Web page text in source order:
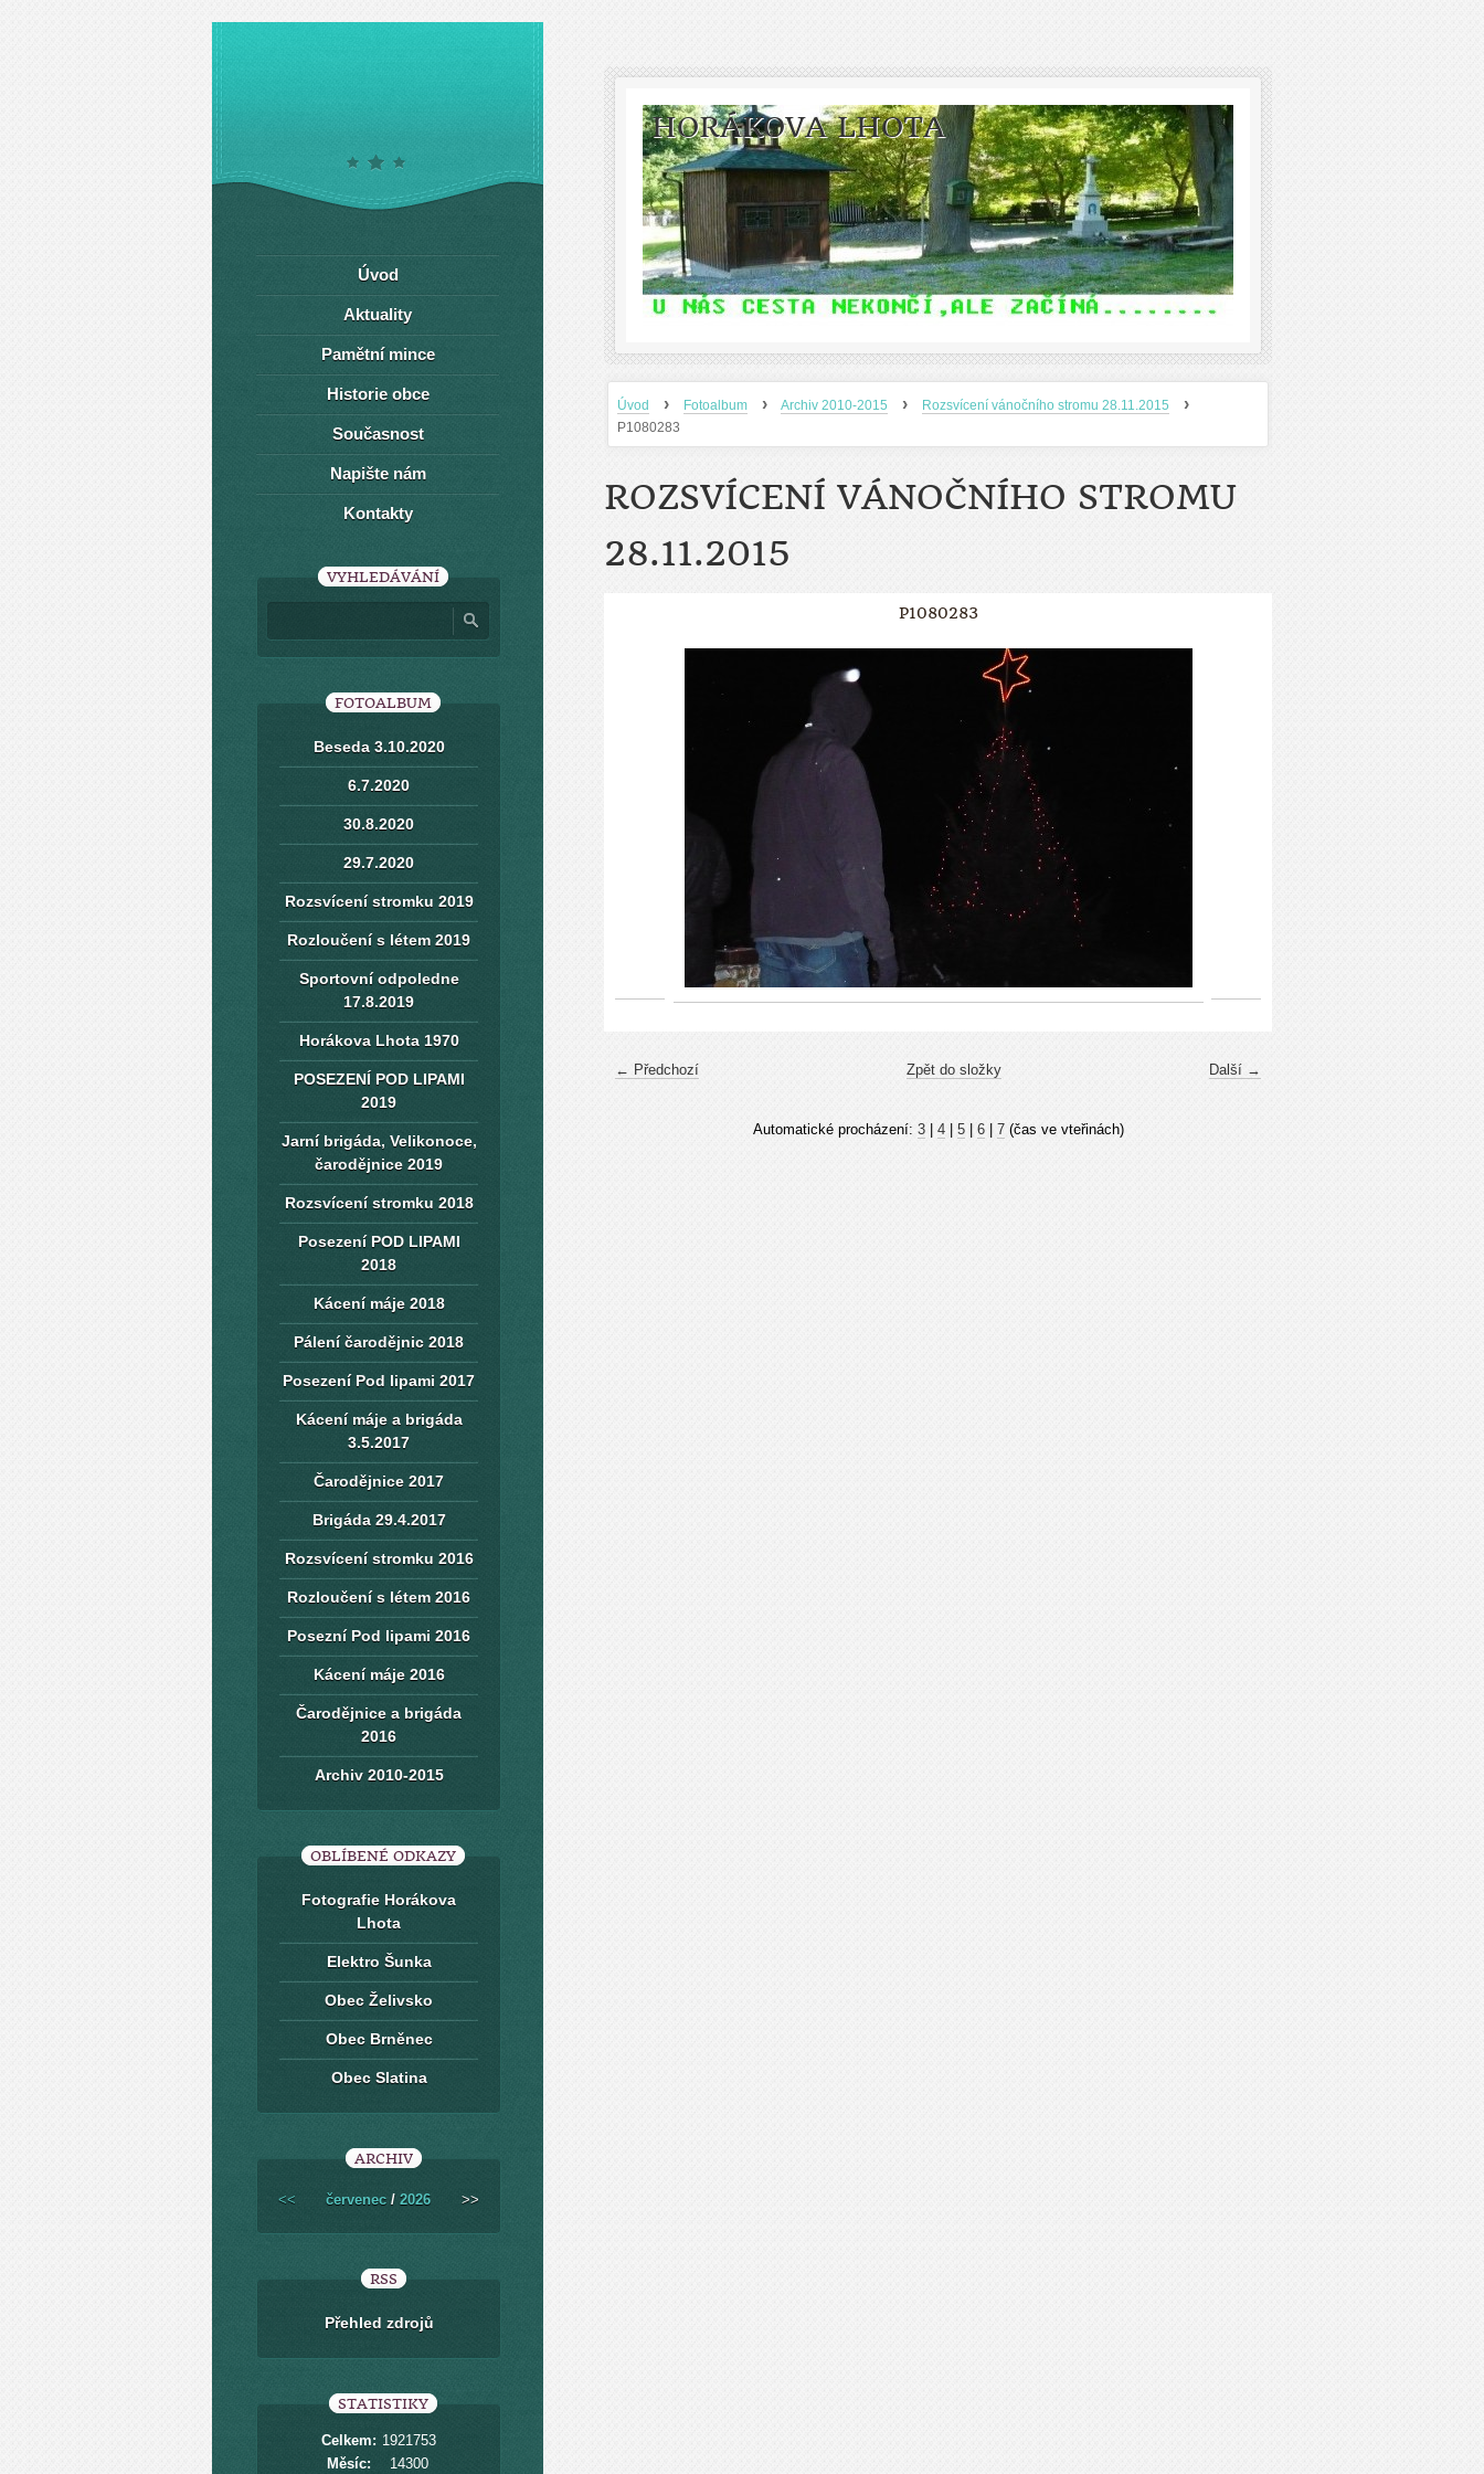
HORÁKOVA LHOTA
Úvod › Fotoalbum › Archiv 2010-2015 › Rozsvícení vánočního stromu 28.11.2015 ›
P1080283
ROZSVÍCENÍ VÁNOČNÍHO STROMU
28.11.2015
P1080283
← Předchozí Další →
Zpět do složky
Automatické procházení: 3| 4| 5| 6| 7(čas ve vteřinách)
Úvod
Aktuality
Pamětní mince
Historie obce
Současnost
Napište nám
Kontakty
VYHLEDÁVÁNÍ
FOTOALBUM
Beseda 3.10.2020
6.7.2020
30.8.2020
29.7.2020
Rozsvícení stromku 2019
Rozloučení s létem 2019
Sportovní odpoledne
17.8.2019
Horákova Lhota 1970
POSEZENÍ POD LIPAMI
2019
Jarní brigáda, Velikonoce,
čarodějnice 2019
Rozsvícení stromku 2018
Posezení POD LIPAMI
2018
Kácení máje 2018
Pálení čarodějnic 2018
Posezení Pod lipami 2017
Kácení máje a brigáda
3.5.2017
Čarodějnice 2017
Brigáda 29.4.2017
Rozsvícení stromku 2016
Rozloučení s létem 2016
Posezní Pod lipami 2016
Kácení máje 2016
Čarodějnice a brigáda
2016
Archiv 2010-2015
OBLÍBENÉ ODKAZY
Fotografie Horákova
Lhota
Elektro Šunka
Obec Želivsko
Obec Brněnec
Obec Slatina
ARCHIV
<< červenec / 2026 >>
RSS
Přehled zdrojů
STATISTIKY
Celkem: 1921753
Měsíc:
14300